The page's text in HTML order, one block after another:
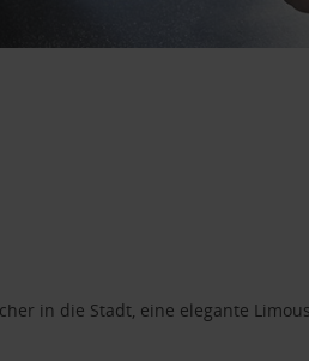
in die Stadt, eine elegante